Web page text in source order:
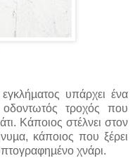
υπάρχει ένα
οδοντωτός τροχός που
Κάποιος στέλνει στον
κάποιος που ξέρει
χνάρι.